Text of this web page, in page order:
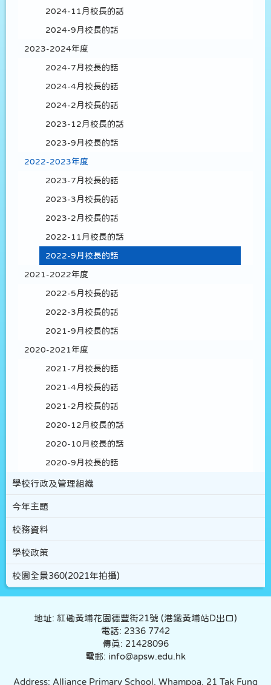
2024-11月校長的話
2024-9月校長的話
2023-2024年度
2024-7月校長的話
2024-4月校長的話
2024-2月校長的話
2023-12月校長的話
2023-9月校長的話
2022-2023年度
2023-7月校長的話
2023-3月校長的話
2023-2月校長的話
2022-11月校長的話
2022-9月校長的話
2021-2022年度
2022-5月校長的話
2022-3月校長的話
2021-9月校長的話
2020-2021年度
2021-7月校長的話
2021-4月校長的話
2021-2月校長的話
2020-12月校長的話
2020-10月校長的話
2020-9月校長的話
學校行政及管理組織
今年主題
校務資料
學校政策
校園全景360(2021年拍攝)
地址: 紅磡黃埔花園德豐街21號 (港鐵黃埔站D出口)
電話: 2336 7742
傳真: 21428096
電郵: info@apsw.edu.hk
Address: Alliance Primary School, Whampoa. 21 Tak Fung